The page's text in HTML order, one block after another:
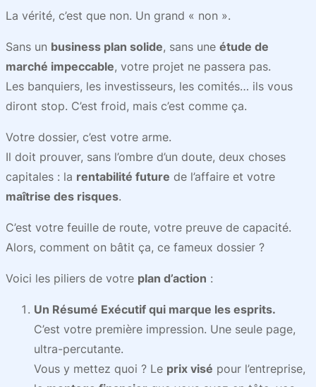
La vérité, c’est que non. Un grand « non ».
Sans un business plan solide, sans une étude de
marché impeccable, votre projet ne passera pas.
Les banquiers, les investisseurs, les comités… ils vous
diront stop. C’est froid, mais c’est comme ça.
Votre dossier, c’est votre arme.
Il doit prouver, sans l’ombre d’un doute, deux choses
capitales : la rentabilité future de l’affaire et votre
maîtrise des risques.
C’est votre feuille de route, votre preuve de capacité.
Alors, comment on bâtit ça, ce fameux dossier ?
Voici les piliers de votre plan d’action :
Un Résumé Exécutif qui marque les esprits.
C’est votre première impression. Une seule page,
ultra-percutante.
Vous y mettez quoi ? Le prix visé pour l’entreprise,